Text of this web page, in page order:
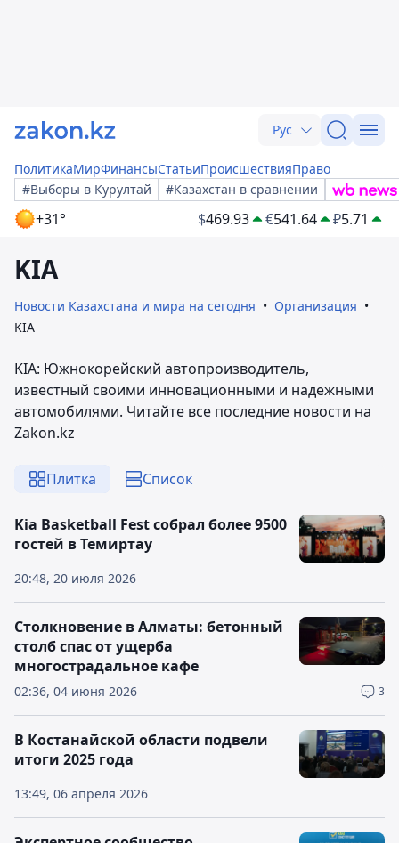
Рус
ПолитикаМирФинансыСтатьиПроисшествияПраво
#Выборы в Курултай
#Казахстан в сравнении
+31° $469.93 €541.64 ₽5.71
KIA
Новости Казахстана и мира на сегодня
Организация
KIA
KIA: Южнокорейский автопроизводитель,
известный своими инновационными и надежными
автомобилями. Читайте все последние новости на
Zakon.kz
Плитка Список
20:48, 20 июля 2026
Kia Basketball Fest собрал более 9500
гостей в Темиртау
02:36, 04 июня 2026 3
Столкновение в Алматы: бетонный
столб спас от ущерба
многострадальное кафе
13:49, 06 апреля 2026
В Костанайской области подвели
итоги 2025 года